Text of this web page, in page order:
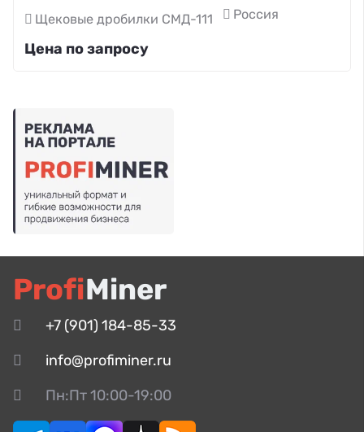
Щековые дробилки СМД-111 Россия
Цена по запросу
ProfiMiner
+7 (901) 184-85-33
info@profiminer.ru
Пн:Пт 10:00-19:00